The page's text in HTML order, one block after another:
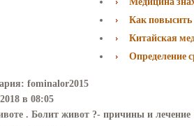
Как
Китайская
Определение
fominalor2015
в 08:05
. Болит живот ?- причины и лечение